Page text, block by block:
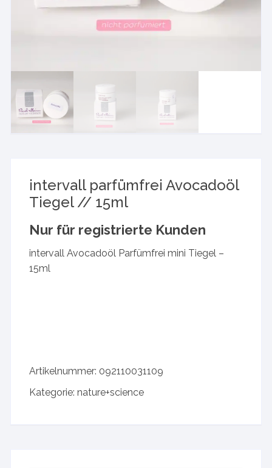
intervall parfümfrei Avocadoöl
Tiegel // 15ml
Nur für registrierte Kunden
intervall Avocadoöl Parfümfrei mini Tiegel –
15ml
Artikelnummer: 092110031109
Kategorie:nature+science